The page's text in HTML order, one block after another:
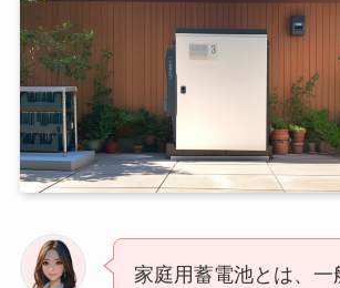
家庭用蓄電池とは、一